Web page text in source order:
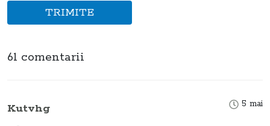
TRIMITE
61 comentarii
5 mai
Kutvhg